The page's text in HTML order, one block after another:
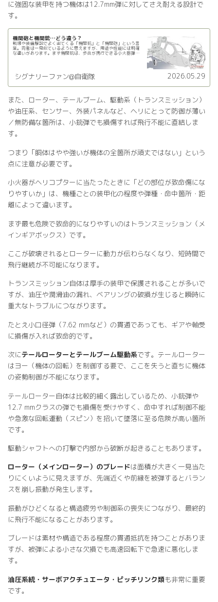
に強固な装甲を持つ機体は12.7mm弾に対してさえ耐える設計で
す。
機関砲と機関銃…どう違う？
戦場や装備解説でよく出てくる「機関銃」と「機関砲」という言
葉。両者は一見似ているように思えますが、用途や性能には明確
な違いがあります。まず機関銃は、歩兵が携行できる小火器弾か
シグナリーファン@自衛隊 2026.05.29
また、ローター、テールブーム、駆動系（トランスミッション）
や油圧系、センサー、外装パネルなど、ヘリにとって防御が薄い
／無防備な箇所は、小銃弾でも損傷すれば飛行不能に直結しま
す。
つまり「胴体はやや強いが機体の全箇所が頑丈ではない」という
点に注意が必要です。
小火器がヘリコプターに当たったときに「どの部位が致命傷にな
りやすいか」は、機種ごとの装甲化の程度や弾種・命中箇所・距
離によって違います。
まず最も危険で致命的になりやすいのはトランスミッション（メ
インギアボックス）です。
ここが破壊されるとローターに動力が伝わらなくなり、短時間で
飛行継続が不可能になります。
トランスミッション自体は厚手の装甲で保護されることが多いで
すが、油圧や潤滑油の漏れ、ベアリングの破損が生じると瞬時に
重大なトラブルにつながります。
たとえ小口径弾（7.62 mmなど）の貫通であっても、ギアや軸受
に損傷が入れば致命的です。
次にテールローターとテールブーム駆動系です。テールローター
はヨー（機体の回転）を制御する要で、ここを失うと直ちに機体
の姿勢制御が不能になります。
テールローター自体は比較的細く露出しているため、小銃弾や
12.7 mmクラスの弾でも損傷を受けやすく、命中すれば制御不能
や急激な回転運動（スピン）を招いて墜落に至る危険が高い箇所
です。
駆動シャフトへの打撃で内部から破断が起きることもあります。
ローター（メインローター）のブレードは面積が大きく一見当た
りにくいように見えますが、先端近くや前縁を被弾するとバラン
スを崩し振動が発生します。
振動がひどくなると構造疲労や制御系の喪失につながり、最終的
に飛行不能になることがあります。
ブレードは素材や構造である程度の貫通抵抗を持つことがありま
すが、被弾による小さな欠損でも高速回転下で急速に悪化しま
す。
油圧系統・サーボアクチュエータ・ピッチリンク類も非常に重要
です。